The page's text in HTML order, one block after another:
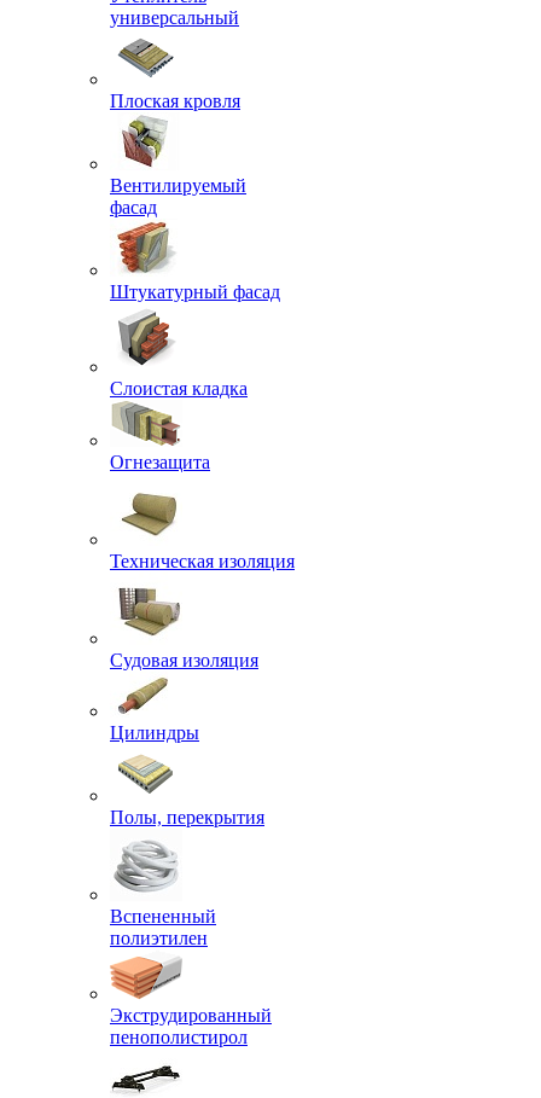
универсальный
Плоская кровля
Вентилируемый
фасад
Штукатурный фасад
Слоистая кладка
Огнезащита
Техническая изоляция
Судовая изоляция
Цилиндры
Полы, перекрытия
Вспененный
полиэтилен
Экструдированный
пенополистирол